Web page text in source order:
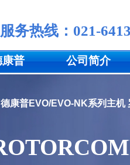
服务热线： 021-6413
普 公司简介
康普EVO/EVO-NK系列主机